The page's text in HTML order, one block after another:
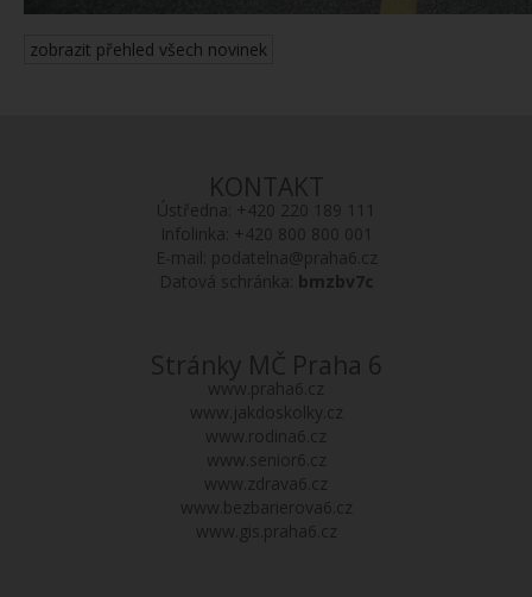
zobrazit přehled všech novinek
KONTAKT
Ústředna: +420 220 189 111
Infolinka: +420 800 800 001
E-mail: podatelna@praha6.cz
Datová schránka: bmzbv7c
Stránky MČ Praha 6
www.praha6.cz
www.jakdoskolky.cz
www.rodina6.cz
www.senior6.cz
www.zdrava6.cz
www.bezbarierova6.cz
www.gis.praha6.cz